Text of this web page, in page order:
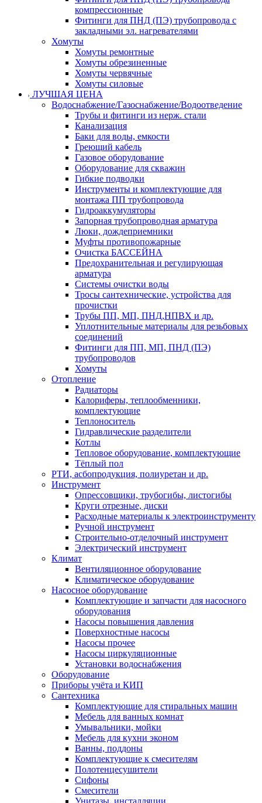
компрессионные
Фитинги для ПНД (ПЭ) трубопровода с
закладными эл. нагревателями
Хомуты
Хомуты ремонтные
Хомуты обрезиненные
Хомуты червячные
Хомуты силовые
ЛУЧШАЯ ЦЕНА
Водоснабжение/Газоснабжение/Водоотведение
Трубы и фитинги из нерж. стали
Канализация
Баки для воды, емкости
Греющий кабель
Газовое оборудование
Оборудование для скважин
Гибкие подводки
Инструменты и комплектующие для
монтажа ПП трубопровода
Гидроаккумуляторы
Запорная трубопроводная арматура
Люки, дождеприемники
Муфты противопожарные
Очистка БАССЕЙНА
Предохранительная и регулирующая
арматура
Системы очистки воды
Тросы сантехнические, устройства для
прочистки
Трубы ПП, МП, ПНД,НПВХ и др.
Уплотнительные материалы для резьбовых
соединений
Фитинги для ПП, МП, ПНД (ПЭ)
трубопроводов
Хомуты
Отопление
Радиаторы
Калориферы, теплообменники,
комплектующие
Теплоноситель
Гидравлические разделители
Котлы
Тепловое оборудование, комплектующие
Тёплый пол
РТИ, асбопродукция, полиуретан и др.
Инструмент
Опрессовщики, трубогибы, листогибы
Круги отрезные, диски
Расходные материалы к электроинструменту
Ручной инструмент
Строительно-отделочный инструмент
Электрический инструмент
Климат
Вентиляционное оборудование
Климатическое оборудование
Насосное оборудование
Комплектующие и запчасти для насосного
оборудования
Насосы повышения давления
Поверхностные насосы
Насосы прочее
Насосы циркуляционные
Установки водоснабжения
Оборудование
Приборы учёта и КИП
Сантехника
Комплектующие для стиральных машин
Мебель для ванных комнат
Умывальники, мойки
Мебель для кухни эконом
Ванны, поддоны
Комплектующие к смесителям
Полотенцесушители
Сифоны
Смесители
Унитазы, инсталляции